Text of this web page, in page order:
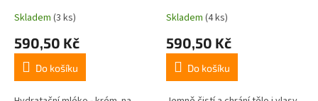
Skladem (3 ks)
590,50 Kč
Do košíku
Skladem (4 ks)
590,50 Kč
Do košíku